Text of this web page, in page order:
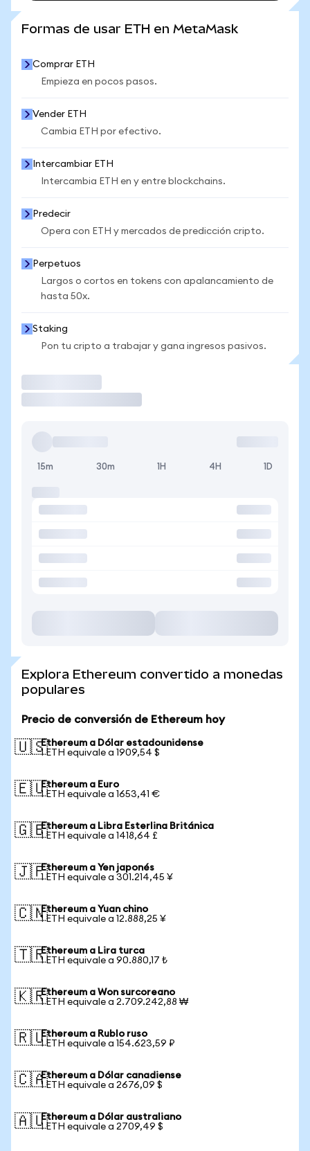
Formas de usar ETH en MetaMask
Comprar ETH
Empieza en pocos pasos.
Vender ETH
Cambia ETH por efectivo.
Intercambiar ETH
Intercambia ETH en y entre blockchains.
Predecir
Opera con ETH y mercados de predicción cripto.
Perpetuos
Largos o cortos en tokens con apalancamiento de
hasta 50x.
Staking
Pon tu cripto a trabajar y gana ingresos pasivos.
15m 30m 1H 4H 1D
Explora Ethereum convertido a monedas
populares
Precio de conversión de Ethereum hoy
🇺🇸Ethereum a Dólar estadounidense
1 ETH equivale a 1909,54 $
🇪🇺Ethereum a Euro
1 ETH equivale a 1653,41 €
🇬🇧Ethereum a Libra Esterlina Británica
1 ETH equivale a 1418,64 £
🇯🇵Ethereum a Yen japonés
1 ETH equivale a 301.214,45 ¥
🇨🇳Ethereum a Yuan chino
1 ETH equivale a 12.888,25 ¥
🇹🇷Ethereum a Lira turca
1 ETH equivale a 90.880,17 ₺
🇰🇷Ethereum a Won surcoreano
1 ETH equivale a 2.709.242,88 ₩
🇷🇺Ethereum a Rublo ruso
1 ETH equivale a 154.623,59 ₽
🇨🇦Ethereum a Dólar canadiense
1 ETH equivale a 2676,09 $
🇦🇺Ethereum a Dólar australiano
1 ETH equivale a 2709,49 $